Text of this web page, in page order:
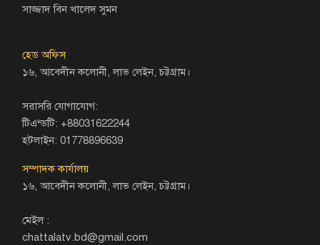
সাজ্জাদ বিন খালেদ সুমন
হেড অফিস
১৬, আবেদীন কলোনী, লাভ লেইন, চট্টগ্রাম।
সরাসরি যোগাযোগ:
টিএন্ডটি: +88031622244
হটলাইন: 01778896639
সম্পাদক কার্যালয়
১৬, আবেদীন কলোনী, লাভ লেইন, চট্টগ্রাম।
মেইল :
chattalatv.bd@gmail.com